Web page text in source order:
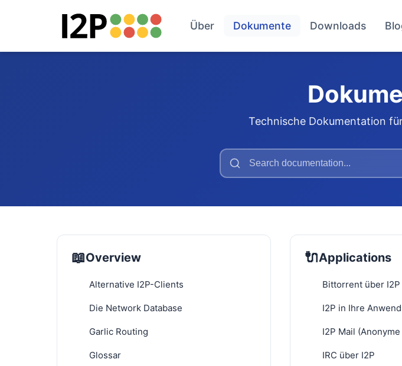
Über Dokumente Downloads
Technische Dokumentation
📖Overview
Alternative I2P-Clients
Die Network Database
Garlic Routing
Glossar
🔌Applications
Bittorrent über I2P
I2P in Ihre
I2P Mail
IRC über I2P